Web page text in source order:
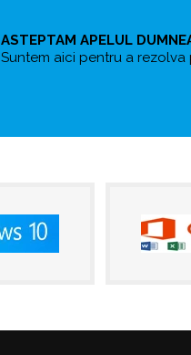
ASTEPTAM APELUL
Suntem aici pentru a